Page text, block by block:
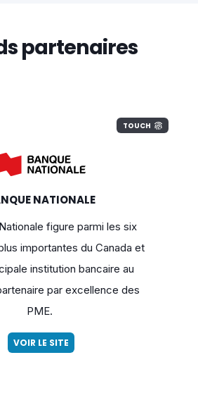
partenaires
TOUCH
NATIONALE
figure parmi les six
importantes du Canada et
institution bancaire au
par excellence des
PME.
VOIR LE SITE